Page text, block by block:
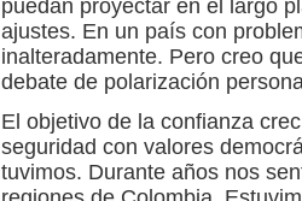
puedan proyectar en el largo
ajustes. En un país con
inalteradamente. Pero creo
debate de polarización
El objetivo de la confianza
seguridad con valores
tuvimos. Durante años nos